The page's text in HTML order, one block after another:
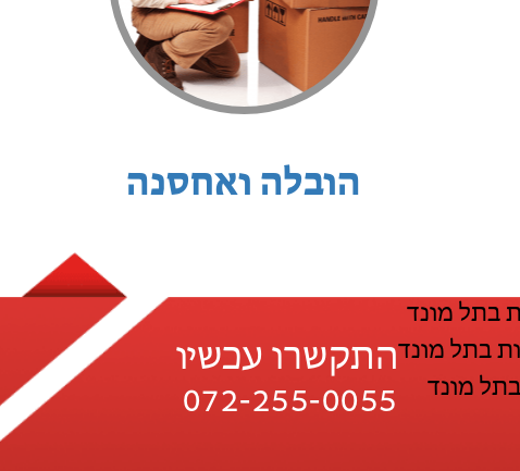
הובלה ואחסנה
בתל מונד
בתל מונד
מונד
התקשרו עכשיו
072-255-0055